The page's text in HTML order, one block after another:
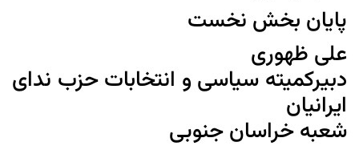
پایان بخش نخست
علی ظهوری
دبیرکمیته سیاسی و انتخابات حزب ندای
ایرانیان
شعبه خراسان جنوبی